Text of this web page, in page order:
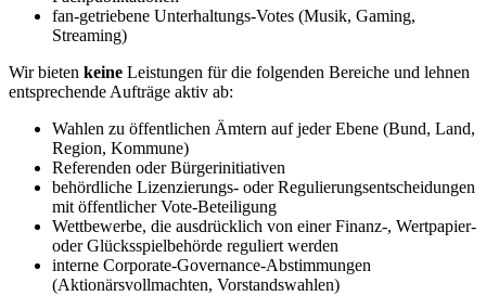
fan-getriebene Unterhaltungs-Votes (Musik, Gaming,
Streaming)
Wir bieten keine Leistungen für die folgenden Bereiche und lehnen
entsprechende Aufträge aktiv ab:
Wahlen zu öffentlichen Ämtern auf jeder Ebene (Bund, Land,
Region, Kommune)
Referenden oder Bürgerinitiativen
behördliche Lizenzierungs- oder Regulierungsentscheidungen
mit öffentlicher Vote-Beteiligung
Wettbewerbe, die ausdrücklich von einer Finanz-, Wertpapier-
oder Glücksspielbehörde reguliert werden
interne Corporate-Governance-Abstimmungen
(Aktionärsvollmachten, Vorstandswahlen)